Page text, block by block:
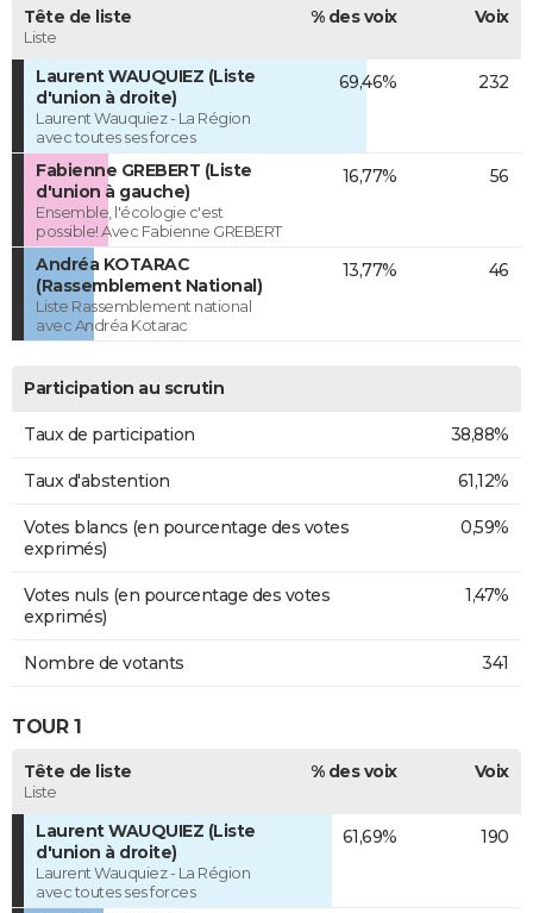
Tête de liste
Liste
% des voix Voix
Laurent WAUQUIEZ (Liste
d'union à droite)
Laurent Wauquiez - La Région
avec toutes ses forces
69,46% 232
Fabienne GREBERT (Liste
d'union à gauche)
Ensemble, l'écologie c'est
possible! Avec Fabienne GREBERT
16,77% 56
Andréa KOTARAC
(Rassemblement National)
Liste Rassemblement national
avec Andréa Kotarac
13,77% 46
Participation au scrutin
Taux de participation 38,88%
Taux d'abstention 61,12%
Votes blancs (en pourcentage des votes
exprimés)
0,59%
Votes nuls (en pourcentage des votes
exprimés)
1,47%
Nombre de votants 341
TOUR 1
Tête de liste
Liste
% des voix Voix
Laurent WAUQUIEZ (Liste
d'union à droite)
Laurent Wauquiez - La Région
avec toutes ses forces
61,69% 190